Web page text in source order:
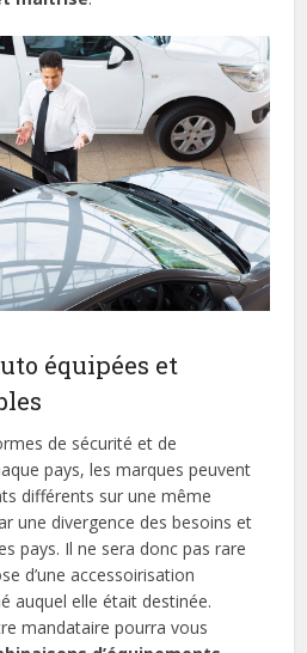
équipées et
de sécurité et de
pays, les marques peuvent
différents sur une même
une divergence des besoins et
pays. Il ne sera donc pas rare
d’une accessoirisation
auquel elle était destinée.
mandataire pourra vous